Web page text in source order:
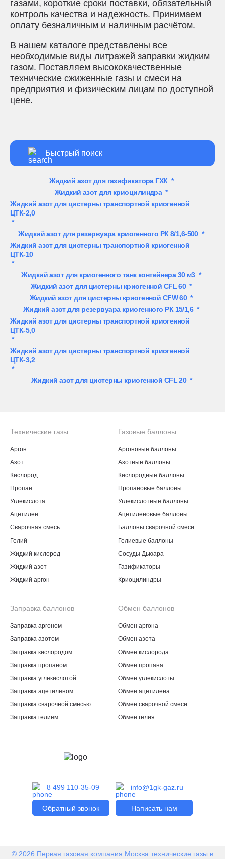
газами, короткие сроки поставки, обязательный
контроль качества и надежность. Принимаем
оплату безналичным и наличным расчётом.
В нашем каталоге представлены все
необходимые виды литражей заправки жидким
газом. Поставляем высококачественные
технические сжиженные газы и смеси на
предприятия и физическим лицам по доступной
цене.
Жидкий азот для газификатора ГХК *
Жидкий азот для криоцилиндра*
Жидкий азот для цистерны транспортной криогенной
ЦТК-2,0
*
Жидкий азот для резервуара криогенного РК 8/1,6-500*
Жидкий азот для цистерны транспортной криогенной
ЦТК-10
*
Жидкий азот для криогенного танк контейнера 30 м3*
Жидкий азот для цистерны криогенной CFL 60*
Жидкий азот для цистерны криогенной CFW 60*
Жидкий азот для резервуара криогенного РК 15/1,6*
Жидкий азот для цистерны транспортной криогенной
ЦТК-5,0
*
Жидкий азот для цистерны транспортной криогенной
ЦТК-3,2
*
Жидкий азот для цистерны криогенной CFL 20*
8 499 110-35-09
Обратный звонок
info@1gk-gaz.ru
Написать нам
Технические газы
Аргон
Азот
Кислород
Пропан
Углекислота
Ацетилен
Сварочная смесь
Гелий
Жидкий кислород
Жидкий азот
Жидкий аргон
Газовые баллоны
Аргоновые баллоны
Азотные баллоны
Кислородные баллоны
Пропановые баллоны
Углекислотные баллоны
Ацетиленовые баллоны
Баллоны сварочной смеси
Гелиевые баллоны
Сосуды Дьюара
Газификаторы
Криоцилиндры
Заправка баллонов
Заправка аргоном
Заправка азотом
Заправка кислородом
Заправка пропаном
Заправка углекислотой
Заправка ацетиленом
Заправка сварочной смесью
Заправка гелием
Обмен баллонов
Обмен аргона
Обмен азота
Обмен кислорода
Обмен пропана
Обмен углекислоты
Обмен ацетилена
Обмен сварочной смеси
Обмен гелия
© 2026 Первая газовая компания Москва технические газы в